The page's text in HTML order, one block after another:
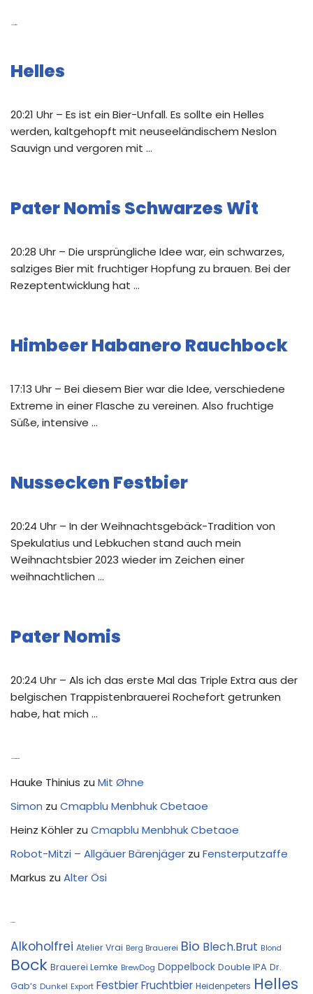
Helles
20:21 Uhr – Es ist ein Bier-Unfall. Es sollte ein Helles
werden, kaltgehopft mit neuseeländischem Neslon
Sauvign und vergoren mit …
Pater Nomis Schwarzes Wit
20:28 Uhr – Die ursprüngliche Idee war, ein schwarzes,
salziges Bier mit fruchtiger Hopfung zu brauen. Bei der
Rezeptentwicklung hat …
Himbeer Habanero Rauchbock
17:13 Uhr – Bei diesem Bier war die Idee, verschiedene
Extreme in einer Flasche zu vereinen. Also fruchtige
Süße, intensive …
Nussecken Festbier
20:24 Uhr – In der Weihnachtsgebäck-Tradition von
Spekulatius und Lebkuchen stand auch mein
Weihnachtsbier 2023 wieder im Zeichen einer
weihnachtlichen …
Pater Nomis
20:24 Uhr – Als ich das erste Mal das Triple Extra aus der
belgischen Trappistenbrauerei Rochefort getrunken
habe, hat mich …
Hauke Thinius zu Mit Øhne
Simon zu Cmapblu Menbhuk Cbetaoe
Heinz Köhler zu Cmapblu Menbhuk Cbetaoe
Robot-Mitzi – Allgäuer Bärenjäger zu Fensterputzaffe
Markus zu Alter Ösi
Alkoholfrei Atelier Vrai Berg Brauerei Bio Blech.Brut Blond
Bock Brauerei Lemke BrewDog Doppelbock Double IPA Dr.
Gab‘s Dunkel Export FestbierFruchtbier Heidenpeters Helles